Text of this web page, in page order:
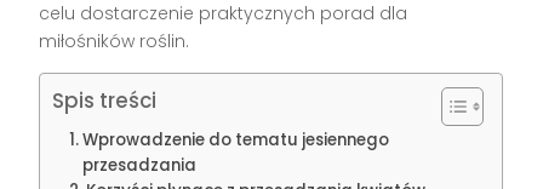
celu dostarczenie praktycznych porad dla
miłośników roślin.
Spis treści
Wprowadzenie do tematu jesiennego
przesadzania